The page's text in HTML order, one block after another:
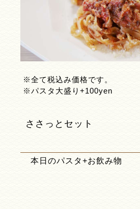
※全て税込み価格です。
※パスタ大盛り+100yen
ささっとセット
本日のパスタ+お飲み物